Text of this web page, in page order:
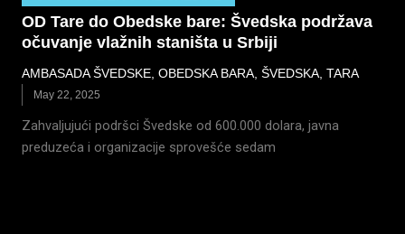
OD Tare do Obedske bare: Švedska podržava
očuvanje vlažnih staništa u Srbiji
AMBASADA ŠVEDSKE OBEDSKA BARA ŠVEDSKA TARA
May 22, 2025
Zahvaljujući podršci Švedske od 600.000 dolara, javna
preduzeća i organizacije sprovešće sedam